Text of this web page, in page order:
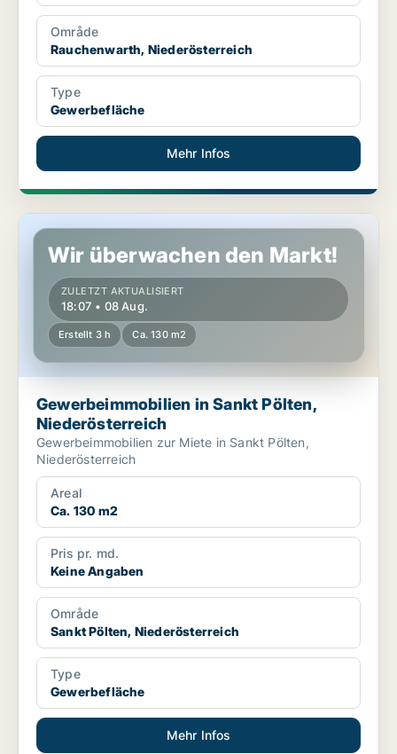
Område
Rauchenwarth, Niederösterreich
Type
Gewerbefläche
Mehr Infos
Gewerbeimmobilien in Sankt Pölten, Niederösterreich
Wir überwachen den Markt!
ZULETZT AKTUALISIERT
18:07 • 08 Aug.
Erstellt 3 h Ca. 130 m2
Gewerbeimmobilien in Sankt Pölten,
Niederösterreich
Gewerbeimmobilien zur Miete in Sankt Pölten,
Niederösterreich
Areal
Ca. 130 m2
Pris pr. md.
Keine Angaben
Område
Sankt Pölten, Niederösterreich
Type
Gewerbefläche
Mehr Infos